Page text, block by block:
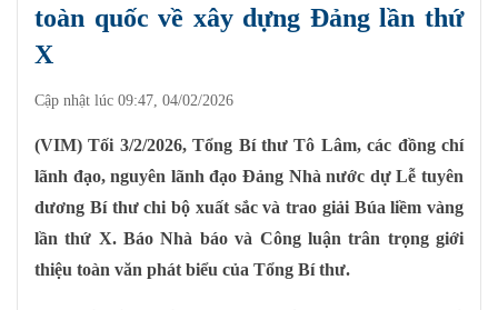
toàn quốc về xây dựng Đảng lần thứ
X
Cập nhật lúc 09:47, 04/02/2026
(VIM) Tối 3/2/2026, Tổng Bí thư Tô Lâm, các đồng chí
lãnh đạo, nguyên lãnh đạo Đảng Nhà nước dự Lễ tuyên
dương Bí thư chi bộ xuất sắc và trao giải Búa liềm vàng
lần thứ X. Báo Nhà báo và Công luận trân trọng giới
thiệu toàn văn phát biểu của Tổng Bí thư.